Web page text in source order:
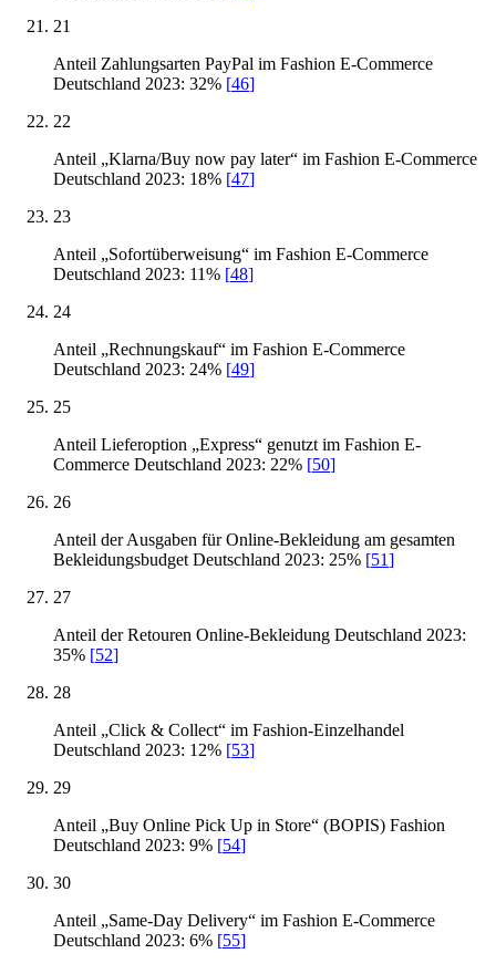
21
Anteil Zahlungsarten PayPal im Fashion E-Commerce
Deutschland 2023: 32% [46]
22
Anteil „Klarna/Buy now pay later“ im Fashion E-Commerce
Deutschland 2023: 18% [47]
23
Anteil „Sofortüberweisung“ im Fashion E-Commerce
Deutschland 2023: 11% [48]
24
Anteil „Rechnungskauf“ im Fashion E-Commerce
Deutschland 2023: 24% [49]
25
Anteil Lieferoption „Express“ genutzt im Fashion E-
Commerce Deutschland 2023: 22% [50]
26
Anteil der Ausgaben für Online-Bekleidung am gesamten
Bekleidungsbudget Deutschland 2023: 25% [51]
27
Anteil der Retouren Online-Bekleidung Deutschland 2023:
35% [52]
28
Anteil „Click & Collect“ im Fashion-Einzelhandel
Deutschland 2023: 12% [53]
29
Anteil „Buy Online Pick Up in Store“ (BOPIS) Fashion
Deutschland 2023: 9% [54]
30
Anteil „Same-Day Delivery“ im Fashion E-Commerce
Deutschland 2023: 6% [55]